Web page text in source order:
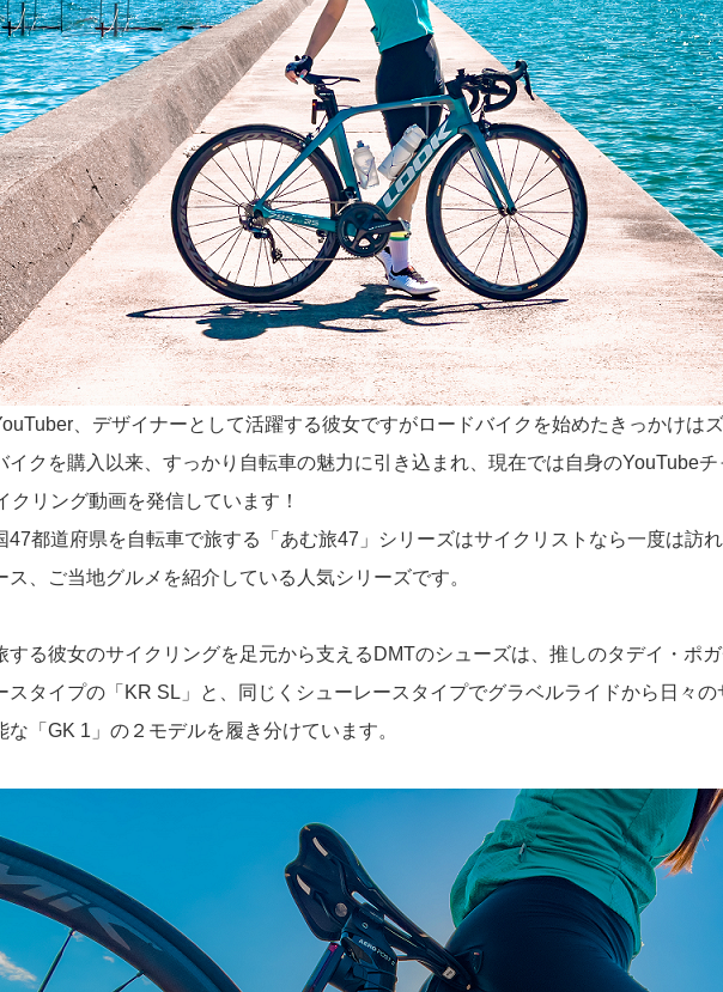
、デザイナーとして活躍する彼女ですがロードバイクを始めたきっかけは
イクを購入以来、すっかり自転車の魅力に引き込まれ、現在では自身のYouTube
クリング動画を発信しています！
47都道府県を自転車で旅する「あむ旅47」シリーズはサイクリストなら一度は訪
ス、ご当地グルメを紹介している人気シリーズです。
する彼女のサイクリングを足元から支えるDMTのシューズは、推しのタデイ・ポ
スタイプの「KR SL」と、同じくシューレースタイプでグラベルライドから日々
な「GK 1」の２モデルを履き分けています。